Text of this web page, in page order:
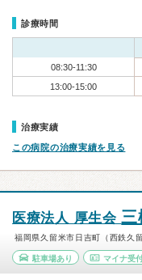
診療時間
08:30-11:30
13:00-15:00
治療実績
この病院の治療実績を見る
医療法人 厚生会三
福岡県久留米市日吉町（西鉄久
駐車場あり マイナ受